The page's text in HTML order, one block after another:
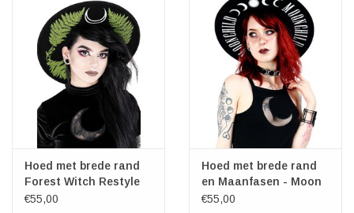
Hoed met brede rand
Forest Witch Restyle
€55,00
Hoed met brede rand
en Maanfasen - Moon
Child
€55,00